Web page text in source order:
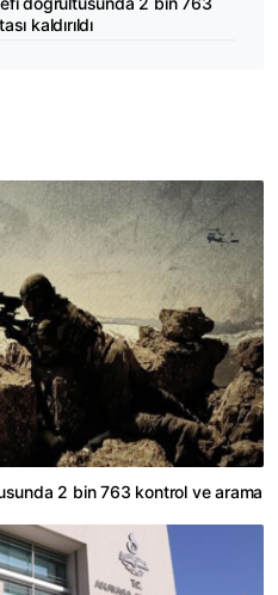
kaldırıldı
2 bin 763 kontrol ve arama